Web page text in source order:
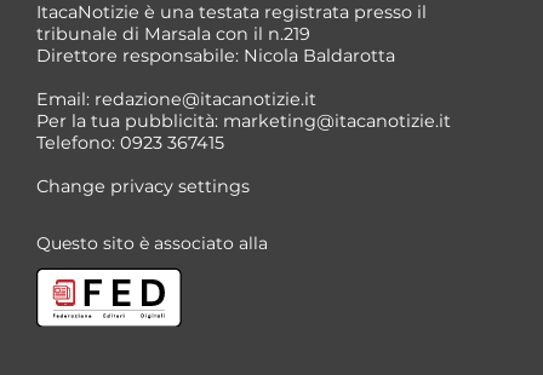
*
ItacaNotizie è una testata registrata presso il
tribunale di Marsala con il n.219
Direttore responsabile: Nicola Baldarotta
Email: redazione@itacanotizie.it
Per la tua pubblicità: marketing@itacanotizie.it
Telefono: 0923 367415
Change privacy settings
Questo sito è associato alla